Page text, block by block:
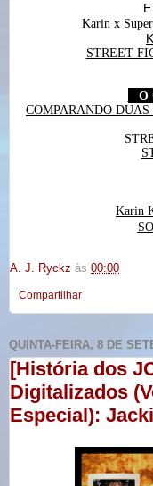
Karin x
STREET
O
COMPARANDO
Karin
A. J. Ryckz às 00:00
Compartilhar
QUINTA-FEIRA, 8 DE
[História dos
Digitalizados
Especial):